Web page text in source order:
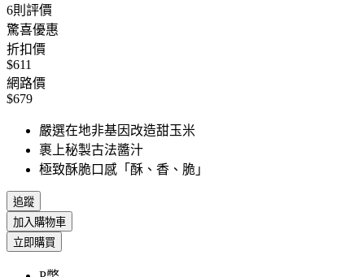
6則評價
驚喜優惠
折扣價
$611
網路價
$679
嚴選在地非基因改造甜玉米
裹上秘製古法醬汁
極致酥脆口感「酥、香、脆」
追蹤
加入購物車
立即購買